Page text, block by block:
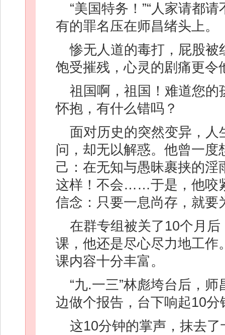
“美国特务！”“人家请都
有的罪名压在师昌绪头上。
惨无人道的毒打，屁股
饱受摧残，心灵的剧痛更令
祖国啊，祖国！难道您
怀抱，有什么错吗？
面对历史的突然变异，
问，却无以解惑。他曾一
己：在无知与愚昧裹挟的
这样！不会……于是，他咬
信念：只要一息尚存，就
在群专组被关了10个月
课，他还是尽心尽力地工
课内容十分丰富。
“九.一三”林彪垮台后，
边做个报告，台下响起10分
这10分钟的掌声，抹去